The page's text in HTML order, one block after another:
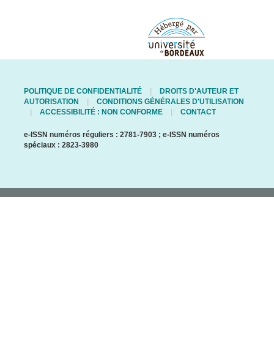
POLITIQUE DE CONFIDENTIALITÉ
DROITS D'AUTEUR ET
AUTORISATION
CONDITIONS GÉNÉRALES D'UTILISATION
ACCESSIBILITÉ : NON CONFORME
CONTACT
e-ISSN numéros réguliers : 2781-7903 ; e-ISSN numéros
spéciaux : 2823-3980